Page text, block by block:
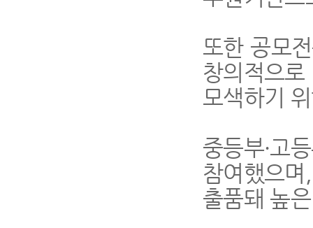
또한 공모
창의적으
모색하기
중등부·고
참여했으
출품돼 높